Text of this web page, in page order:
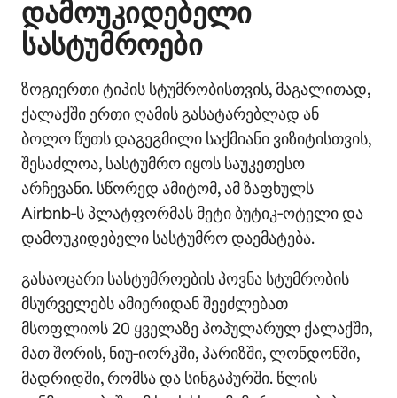
დამოუკიდებელი
სასტუმროები
ზოგიერთი ტიპის სტუმრობისთვის, მაგალითად,
ქალაქში ერთი ღამის გასატარებლად ან
ბოლო წუთს დაგეგმილი საქმიანი ვიზიტისთვის,
შესაძლოა, სასტუმრო იყოს საუკეთესო
არჩევანი. სწორედ ამიტომ, ამ ზაფხულს
Airbnb‑ს პლატფორმას მეტი ბუტიკ‑ოტელი და
დამოუკიდებელი სასტუმრო დაემატება.
გასაოცარი სასტუმროების პოვნა სტუმრობის
მსურველებს ამიერიდან შეეძლებათ
მსოფლიოს 20 ყველაზე პოპულარულ ქალაქში,
მათ შორის, ნიუ‑იორკში, პარიზში, ლონდონში,
მადრიდში, რომსა და სინგაპურში. წლის